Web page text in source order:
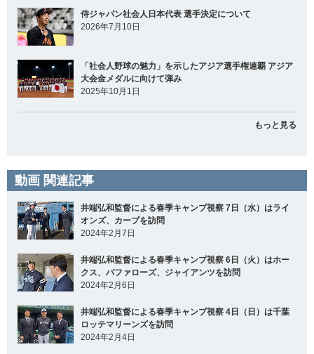
侍ジャパン社会人日本代表 選手決定について
2026年7月10日
「社会人野球の魅力」を示したアジア選手権連覇 アジア
大会金メダルに向けて弾み
2025年10月1日
もっと見る
動画 関連記事
井端弘和監督による春季キャンプ視察 7日（水）はライ
オンズ、カープを訪問
2024年2月7日
井端弘和監督による春季キャンプ視察 6日（火）はホー
クス、バファローズ、ジャイアンツを訪問
2024年2月6日
井端弘和監督による春季キャンプ視察 4日（日）は千葉
ロッテマリーンズを訪問
2024年2月4日